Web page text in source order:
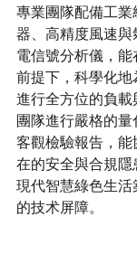
專業團隊配備工
器、高精度風速
電信號分析儀，
前提下，科學化
進行全方位的負
團隊進行嚴格的
客觀檢驗報告，
在的安全與合規
現代智慧綠色生
的技术屏障。